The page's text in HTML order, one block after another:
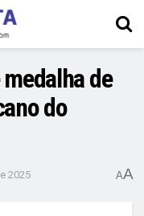
de
do
2025 AA